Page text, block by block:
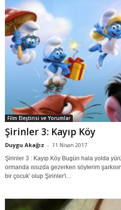
Film Eleştirisi ve Yorumlar
Şirinler 3: Kayıp Köy
Duygu Akağız - 11 Nisan 2017
Şirinler 3 : Kayıp Köy Bugün hala yolda
ormanda ıssızda gezerken söylerim
bir çocuk' olup Şirinler'i...